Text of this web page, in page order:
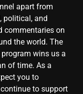
गांधी के ‘वोट चोरी’
शेखपुरा में पीएम की
का समन जारी
apart from
political, and
commentaries on
the world. The
wins us a
of time. As a
you to
to support